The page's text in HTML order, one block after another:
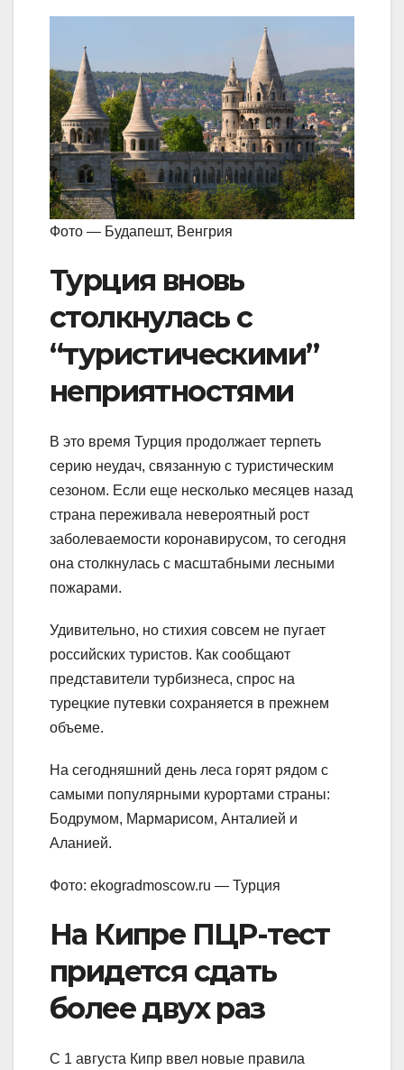
Фото — Будапешт, Венгрия
Турция вновь
столкнулась с
“туристическими”
неприятностями
В это время Турция продолжает терпеть
серию неудач, связанную с туристическим
сезоном. Если еще несколько месяцев назад
страна переживала невероятный рост
заболеваемости коронавирусом, то сегодня
она столкнулась с масштабными лесными
пожарами.
Удивительно, но стихия совсем не пугает
российских туристов. Как сообщают
представители турбизнеса, спрос на
турецкие путевки сохраняется в прежнем
объеме.
На сегодняшний день леса горят рядом с
самыми популярными курортами страны:
Бодрумом, Мармарисом, Анталией и
Аланией.
Фото: ekogradmoscow.ru — Турция
На Кипре ПЦР-тест
придется сдать
более двух раз
С 1 августа Кипр ввел новые правила